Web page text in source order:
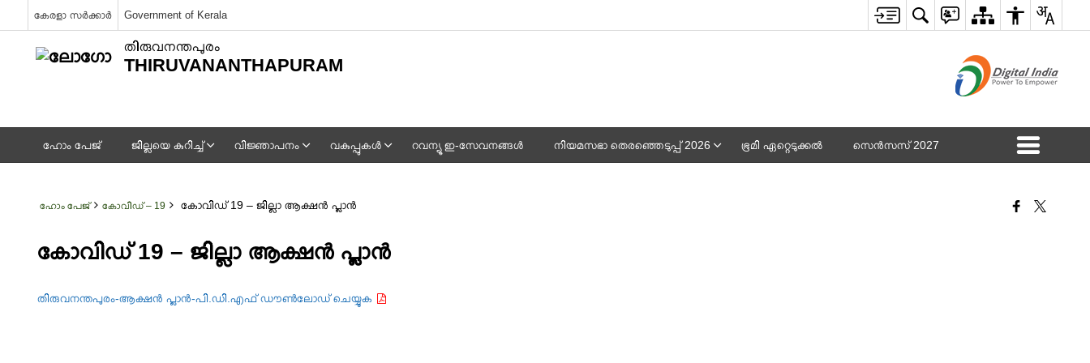
കേരളാ സർക്കാർ Government of Kerala
തിരുവനന്തപുരം
THIRUVANANTHAPURAM
ഹോം പേജ് ജില്ലയെ കുറിച്ച് വിജ്ഞാപനം വകുപ്പുകൾ റവന്യൂ ഇ-സേവനങ്ങൾ നിയമസഭാ തെരഞ്ഞെടുപ്പ് 2026 ഭൂമി ഏറ്റെടുക്കൽ സെൻസസ് 2027
ഹോം പേജ് കോവിഡ് – 19 കോവിഡ് 19 – ജില്ലാ ആക്ഷൻ പ്ലാൻ
കോവിഡ് 19 – ജില്ലാ ആക്ഷൻ പ്ലാൻ
തിരുവനന്തപുരം-ആക്ഷൻ പ്ലാൻ-പി.ഡി.എഫ് ഡൗൺലോഡ് ചെയ്യുക